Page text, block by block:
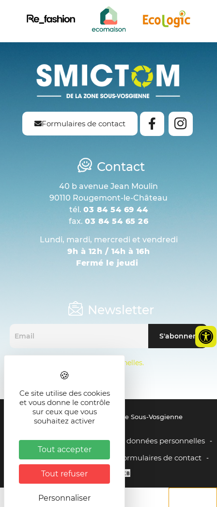
Formulaires de contact
Contact
40 b avenue Jean Moulin
90110 Rougemont-le-Château
tél. 03 84 54 69 44
fax. 03 84 54 65 26
Lundi, mardi, mercredi et vendredi
9h à 12h / 14h à 16h
Fermé le jeudi
Newsletter
Mentions sur les données personnelles.
© 2021 - SMICTOM de la Zone Sous-Vosgienne
Mentions légales - Gestion des données personnelles -
Liens utiles Plan du site Formulaires de contact -
Ce site utilise des cookies
et vous donne le contrôle
sur ceux que vous
souhaitez activer
Tout accepter
Tout refuser
Personnaliser